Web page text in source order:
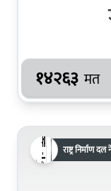
१४२६३ मत
राष्ट्र निर्माण